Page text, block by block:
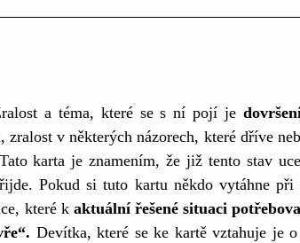
a téma, které se s ní pojí je
v některých názorech, které dříve
karta je znamením, že již tento stav
Pokud si tuto kartu někdo vytáhne při
které k aktuální řešené situaci
Devítka, které se ke kartě vztahuje je